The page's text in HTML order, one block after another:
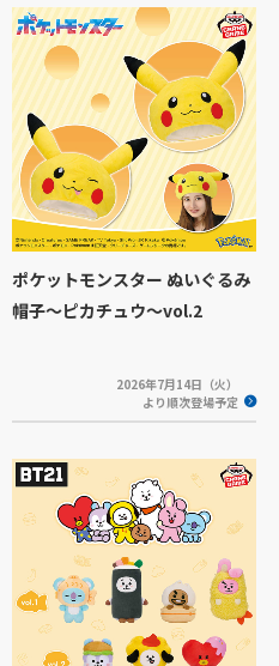
ポケットモンスター ぬいぐるみ
帽子～ピカチュウ～vol.2
2026年7月14日（火）
より順次登場予定